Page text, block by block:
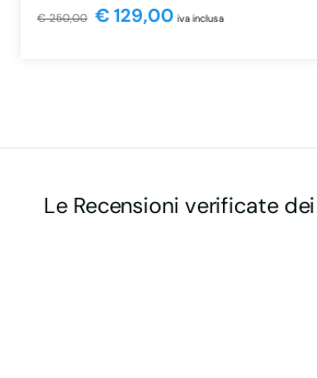
€250,00 €129,00 iva inclusa
Le Recensioni verificate